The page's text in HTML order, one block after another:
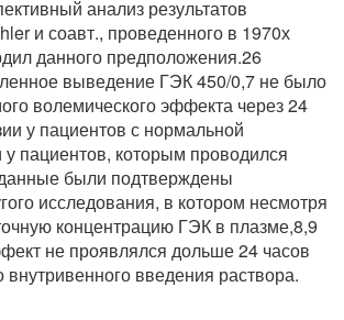
анализ результатов
и соавт., проведенного в 1970х
данного предположения.26
выведение ГЭК 450/0,7 не было
волемического эффекта через 24
у пациентов с нормальной
пациентов, которым проводился
были подтверждены
исследования, в котором несмотря
концентрацию ГЭК в плазме,8,9
не проявлялся дольше 24 часов
внутривенного введения раствора.